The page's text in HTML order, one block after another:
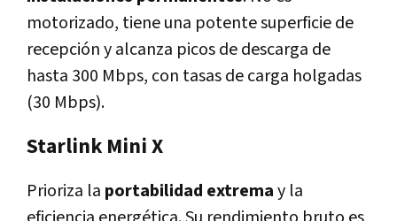
motorizado, tiene una potente superficie de
recepción y alcanza picos de descarga de
hasta 300 Mbps, con tasas de carga holgadas
(30 Mbps).
Starlink Mini X
Prioriza la portabilidad extremay la